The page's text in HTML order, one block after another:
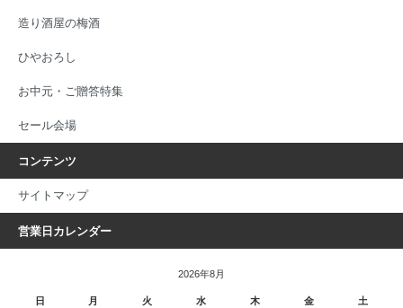
造り酒屋の梅酒
ひやおろし
お中元・ご贈答特集
セール会場
コンテンツ
サイトマップ
営業日カレンダー
2026年8月
日 月 火 水 木 金 土